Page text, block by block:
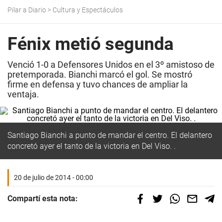
Pilar a Diario > Cultura y Espectáculos
Fénix metió segunda
Venció 1-0 a Defensores Unidos en el 3º amistoso de
pretemporada. Bianchi marcó el gol. Se mostró
firme en defensa y tuvo chances de ampliar la
ventaja.
Santiago Bianchi a punto de mandar el centro. El delantero
concretó ayer el tanto de la victoria en Del Viso. .
20 de julio de 2014 - 00:00
Compartí esta nota: